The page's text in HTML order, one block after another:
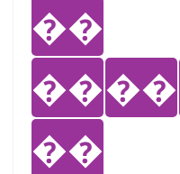
��
����
��